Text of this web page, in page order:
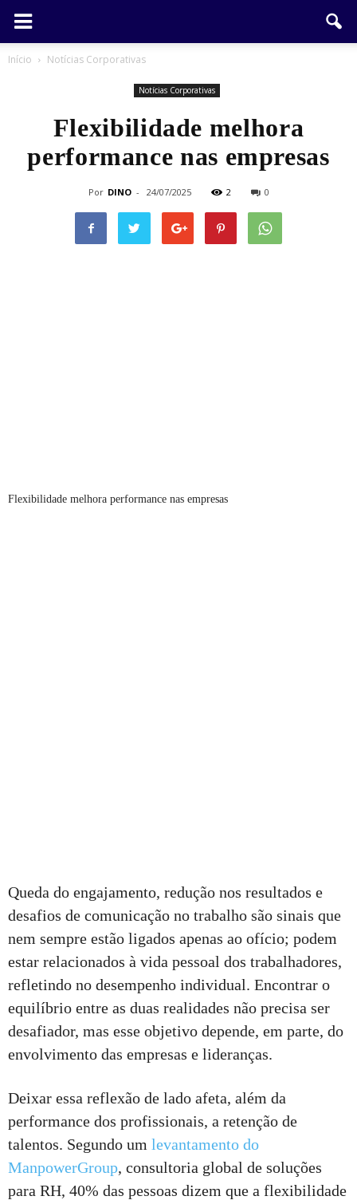
Início Notícias Corporativas
Notícias Corporativas
Flexibilidade melhora
performance nas empresas
Por DINO - 24/07/2025 2 0
Flexibilidade melhora performance nas empresas
Queda do engajamento, redução nos resultados e
desafios de comunicação no trabalho são sinais que
nem sempre estão ligados apenas ao ofício; podem
estar relacionados à vida pessoal dos trabalhadores,
refletindo no desempenho individual. Encontrar o
equilíbrio entre as duas realidades não precisa ser
desafiador, mas esse objetivo depende, em parte, do
envolvimento das empresas e lideranças.
Deixar essa reflexão de lado afeta, além da
performance dos profissionais, a retenção de
talentos. Segundo um levantamento do
ManpowerGroup, consultoria global de soluções
para RH, 40% das pessoas dizem que a flexibilidade